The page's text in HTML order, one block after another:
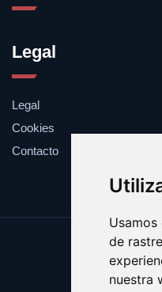
de
nuestra
Legal
Legal
Cookies
Contacto
Update
Copyright